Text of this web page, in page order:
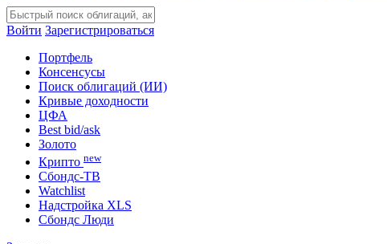
Войти Зарегистрироваться
Портфель
Консенсусы
Поиск облигаций (ИИ)
Кривые доходности
ЦФА
Best bid/ask
Золото
Крипто new
Сбондс-ТВ
Watchlist
Надстройка XLS
Сбондс Люди